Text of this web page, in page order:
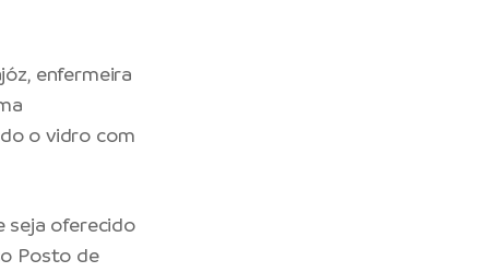
enfermeira
o vidro com
seja oferecido
Posto de